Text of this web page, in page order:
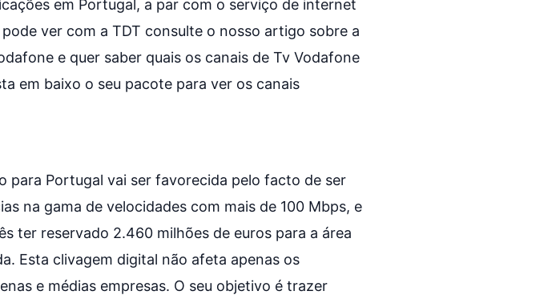
em Portugal, a par com o serviço de internet
ver com a TDT consulte o nosso artigo sobre a
e quer saber quais os canais de Tv Vodafone
em baixo o seu pacote para ver os canais
para Portugal vai ser favorecida pelo facto de ser
na gama de velocidades com mais de 100 Mbps, e
ter reservado 2.460 milhões de euros para a área
Esta clivagem digital não afeta apenas os
e médias empresas. O seu objetivo é trazer